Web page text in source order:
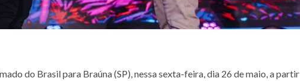
do Brasil para Braúna (SP), nessa sexta-feira, dia 26 de maio, a partir